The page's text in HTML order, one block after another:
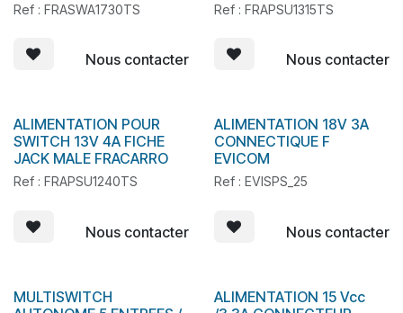
Ref : FRASWA1730TS
Nous contacter
Ref : FRAPSU1315TS
Nous contacter
En stock
ALIMENTATION POUR
SWITCH 13V 4A FICHE
JACK MALE FRACARRO
Ref : FRAPSU1240TS
Nous contacter
En stock
ALIMENTATION 18V 3A
CONNECTIQUE F
EVICOM
Ref : EVISPS_25
Nous contacter
MULTISWITCH
ALIMENTATION 15 Vcc